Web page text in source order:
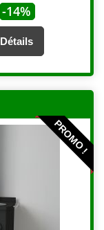
-14%
Détails
PROMO !